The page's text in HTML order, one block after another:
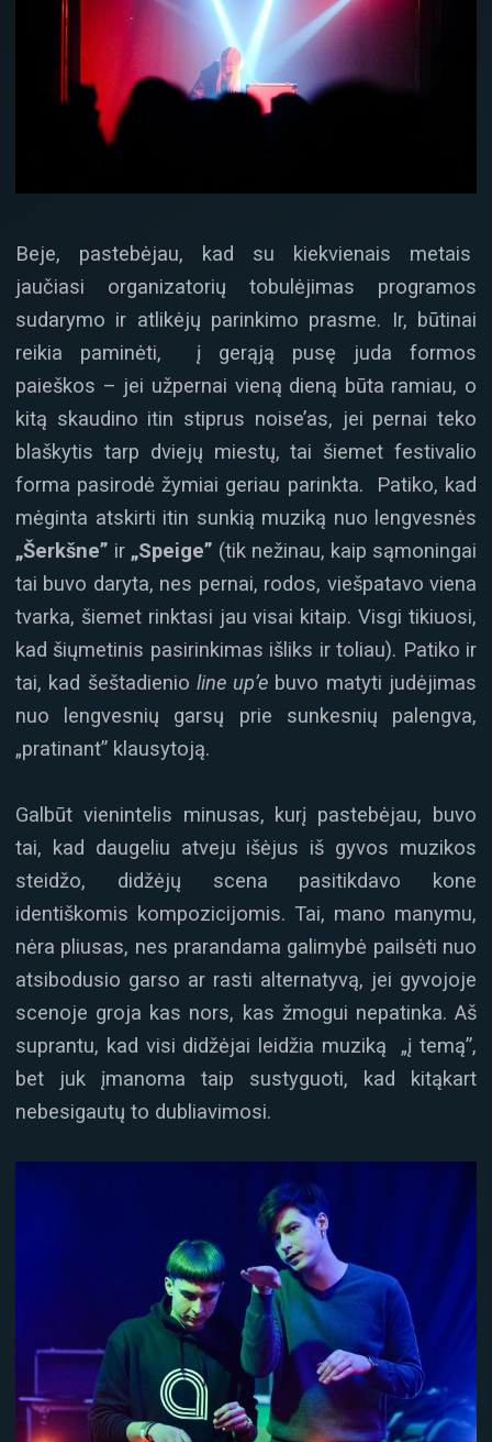
Beje, pastebėjau, kad su kiekvienais metais
jaučiasi organizatorių tobulėjimas programos
sudarymo ir atlikėjų parinkimo prasme. Ir, būtinai
reikia paminėti, į gerąją pusę juda formos
paieškos – jei užpernai vieną dieną būta ramiau, o
kitą skaudino itin stiprus noise’as, jei pernai teko
blaškytis tarp dviejų miestų, tai šiemet festivalio
forma pasirodė žymiai geriau parinkta. Patiko, kad
mėginta atskirti itin sunkią muziką nuo lengvesnės
„Šerkšne” ir „Speige” (tik nežinau, kaip sąmoningai
tai buvo daryta, nes pernai, rodos, viešpatavo viena
tvarka, šiemet rinktasi jau visai kitaip. Visgi tikiuosi,
kad šiųmetinis pasirinkimas išliks ir toliau). Patiko ir
tai, kad šeštadienio line up’e buvo matyti judėjimas
nuo lengvesnių garsų prie sunkesnių palengva,
„pratinant” klausytoją.
Galbūt vienintelis minusas, kurį pastebėjau, buvo
tai, kad daugeliu atveju išėjus iš gyvos muzikos
steidžo, didžėjų scena pasitikdavo kone
identiškomis kompozicijomis. Tai, mano manymu,
nėra pliusas, nes prarandama galimybė pailsėti nuo
atsibodusio garso ar rasti alternatyvą, jei gyvojoje
scenoje groja kas nors, kas žmogui nepatinka. Aš
suprantu, kad visi didžėjai leidžia muziką „į temą”,
bet juk įmanoma taip sustyguoti, kad kitąkart
nebesigautų to dubliavimosi.